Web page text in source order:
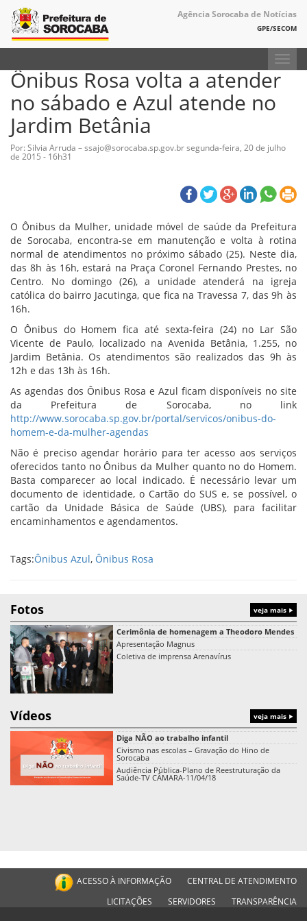
Agência Sorocaba de Notícias
GPE/SECOM
Ônibus Rosa volta a atender
no sábado e Azul atende no
Jardim Betânia
Por: Silvia Arruda – ssajo@sorocaba.sp.gov.brsegunda-feira, 20 de julho
de 2015 - 16h31
O Ônibus da Mulher, unidade móvel de saúde da Prefeitura
de Sorocaba, encontra-se em manutenção e volta à rotina
normal de atendimentos no próximo sábado (25). Neste dia,
das 8h às 16h, estará na Praça Coronel Fernando Prestes, no
Centro. No domingo (26), a unidade atenderá na igreja
católica do bairro Jacutinga, que fica na Travessa 7, das 9h às
16h.
O Ônibus do Homem fica até sexta-feira (24) no Lar São
Vicente de Paulo, localizado na Avenida Betânia, 1.255, no
Jardim Betânia. Os atendimentos são realizados das 9h às
12h e das 13h às 16h.
As agendas dos Ônibus Rosa e Azul ficam disponíveis no site
da Prefeitura de Sorocaba, no link
http://www.sorocaba.sp.gov.br/portal/servicos/onibus-do-
homem-e-da-mulher-agendas
Não é preciso agendar horário para ter acesso aos serviços
oferecidos tanto no Ônibus da Mulher quanto no do Homem.
Basta comparecer ao local indicado. É necessário levar um
documento de identidade, o Cartão do SUS e, se possível, o
cartão da Unidade Básica de Saúde (UBS), para facilitar
encaminhamentos e agendamentos.
Tags:Ônibus Azul, Ônibus Rosa
Fotos veja mais
Cerimônia de homenagem a Theodoro Mendes
Apresentação Magnus
Coletiva de imprensa Arenavírus
Vídeos veja mais
Diga NÃO ao trabalho infantil
Civismo nas escolas – Gravação do Hino de
Sorocaba
Audiência Pública-Plano de Reestruturação da
Saúde-TV CÂMARA-11/04/18
ACESSO À INFORMAÇÃO
CENTRAL DE ATENDIMENTO
LICITAÇÕES
SERVIDORES TRANSPARÊNCIA